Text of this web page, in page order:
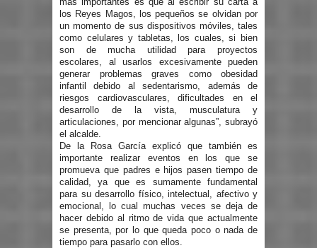
los Reyes Magos, los pequeños se olvidan por
un momento de sus dispositivos móviles, tales
como celulares y tabletas, los cuales, si bien
son de mucha utilidad para proyectos
escolares, al usarlos excesivamente pueden
generar problemas graves como obesidad
infantil debido al sedentarismo, además de
riesgos cardiovasculares, dificultades en el
desarrollo de la vista, musculatura y
articulaciones, por mencionar algunas”, subrayó
el alcalde.
De la Rosa García explicó que también es
importante realizar eventos en los que se
promueva que padres e hijos pasen tiempo de
calidad, ya que es sumamente fundamental
para su desarrollo físico, intelectual, afectivo y
emocional, lo cual muchas veces se deja de
hacer debido al ritmo de vida que actualmente
se presenta, por lo que queda poco o nada de
tiempo para pasarlo con ellos.